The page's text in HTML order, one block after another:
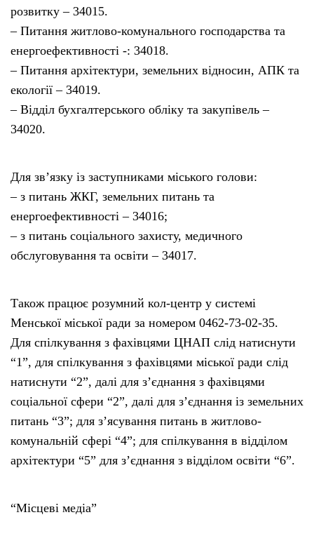
розвитку – 34015.
– Питання житлово-комунального господарства та
енергоефективності -: 34018.
– Питання архітектури, земельних відносин, АПК та
екології – 34019.
– Відділ бухгалтерського обліку та закупівель –
34020.
Для зв’язку із заступниками міського голови:
– з питань ЖКГ, земельних питань та
енергоефективності – 34016;
– з питань соціального захисту, медичного
обслуговування та освіти – 34017.
Також працює розумний кол-центр у системі
Менської міської ради за номером 0462-73-02-35.
Для спілкування з фахівцями ЦНАП слід натиснути
“1”, для спілкування з фахівцями міської ради слід
натиснути “2”, далі для з’єднання з фахівцями
соціальної сфери “2”, далі для з’єднання із земельних
питань “3”; для з’ясування питань в житлово-
комунальній сфері “4”; для спілкування в відділом
архітектури “5” для з’єднання з відділом освіти “6”.
“Місцеві медіа”